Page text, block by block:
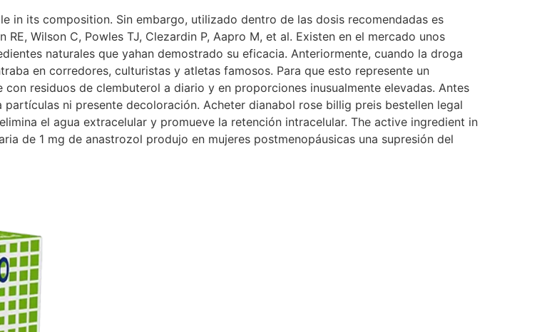
in its composition. Sin embargo, utilizado dentro de las dosis recomendadas es
Wilson C, Powles TJ, Clezardin P, Aapro M, et al. Existen en el mercado unos
naturales que yahan demostrado su eficacia. Anteriormente, cuando la droga
en corredores, culturistas y atletas famosos. Para que esto represente un
residuos de clembuterol a diario y en proporciones inusualmente elevadas. Antes
ni presente decoloración. Acheter dianabol rose billig preis bestellen legal
el agua extracelular y promueve la retención intracelular. The active ingredient in
de 1 mg de anastrozol produjo en mujeres postmenopáusicas una supresión del